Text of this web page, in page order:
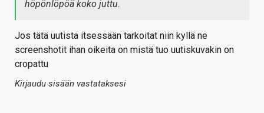
höpönlöpöä koko juttu.
Jos tätä uutista itsessään tarkoitat niin kyllä ne
screenshotit ihan oikeita on mistä tuo uutiskuvakin on
cropattu
Kirjaudu sisään vastataksesi